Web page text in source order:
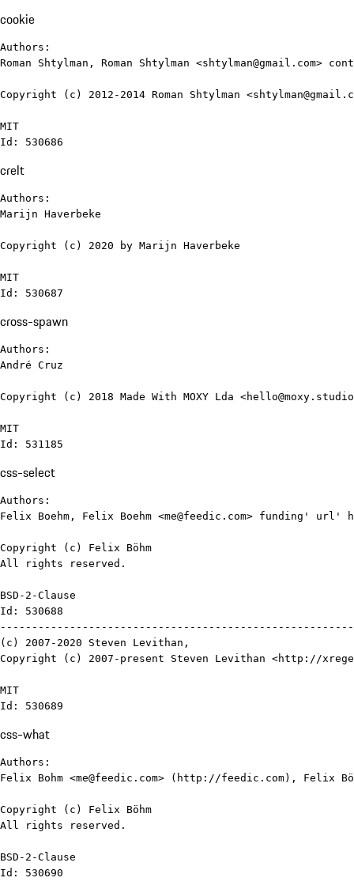
cookie
Authors:
Roman Shtylman, Roman Shtylman <shtylman@gmail.com>
Copyright (c) 2012-2014 Roman Shtylman
MIT
Id: 530686
crelt
Authors:
Marijn Haverbeke
Copyright (c) 2020 by Marijn Haverbeke
MIT
Id: 530687
cross-spawn
Authors:
André Cruz
Copyright (c) 2018 Made With MOXY Lda
MIT
Id: 531185
css-select
Authors:
Felix Boehm, Felix Boehm <me@feedic.com> funding'
Copyright (c) Felix Böhm
All rights reserved.
BSD-2-Clause
Id: 530688
(c) 2007-2020 Steven Levithan,
Copyright (c) 2007-present Steven Levithan <http://
MIT
Id: 530689
css-what
Authors:
Felix Bohm <me@feedic.com> (http://feedic.com), Felix
Copyright (c) Felix Böhm
All rights reserved.
BSD-2-Clause
Id: 530690